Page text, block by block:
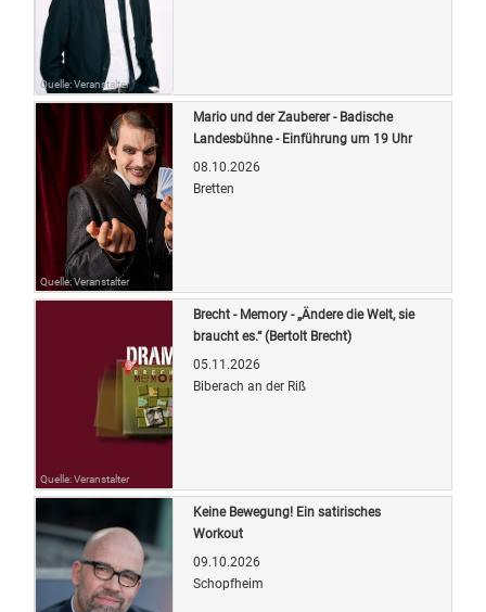
Quelle: Veranstalter
Quelle: Veranstalter
Mario und der Zauberer - Badische
Landesbühne - Einführung um 19 Uhr
08.10.2026
Bretten
Quelle: Veranstalter
Brecht - Memory - „Ändere die Welt, sie
braucht es.“ (Bertolt Brecht)
05.11.2026
Biberach an der Riß
Keine Bewegung! Ein satirisches
Workout
09.10.2026
Schopfheim